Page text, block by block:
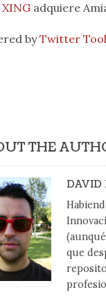
XING adquiere
byTwitter
THE
DAVID
que